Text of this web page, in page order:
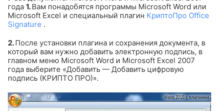
года 1.Вам понадобятся программы Microsoft Word или
Microsoft Excel и специальный плагин КриптоПро Office
Signature .
2.После установки плагина и сохранения документа, в
который вам нужно добавить электронную подпись, в
главном меню Microsoft Word и Microsoft Excel 2007
года выберите «Добавить — Добавить цифровую
подпись (КРИПТО ПРО)».